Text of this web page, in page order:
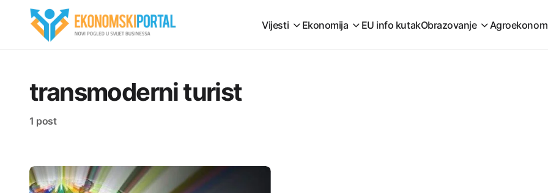
Vijesti Ekonomija EU info kutakObrazovanje
transmoderni turist
1 post